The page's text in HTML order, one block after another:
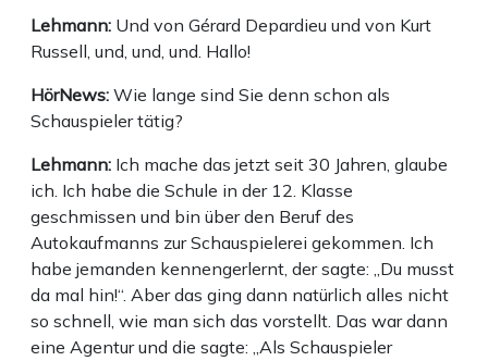
Lehmann: Und von Gérard Depardieu und von Kurt
Russell, und, und, und. Hallo!
HörNews: Wie lange sind Sie denn schon als
Schauspieler tätig?
Lehmann: Ich mache das jetzt seit 30 Jahren, glaube
ich. Ich habe die Schule in der 12. Klasse
geschmissen und bin über den Beruf des
Autokaufmanns zur Schauspielerei gekommen. Ich
habe jemanden kennengerlernt, der sagte: „Du musst
da mal hin!“. Aber das ging dann natürlich alles nicht
so schnell, wie man sich das vorstellt. Das war dann
eine Agentur und die sagte: „Als Schauspieler